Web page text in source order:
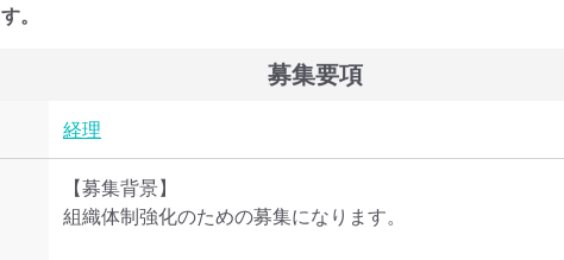
す。
募集要項
経理
【募集背景】
組織体制強化のための募集になります。